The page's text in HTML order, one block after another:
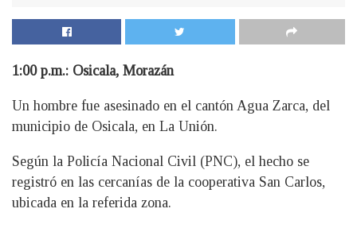
1:00 p.m.: Osicala, Morazán
Un hombre fue asesinado en el cantón Agua Zarca, del
municipio de Osicala, en La Unión.
Según la Policía Nacional Civil (PNC), el hecho se
registró en las cercanías de la cooperativa San Carlos,
ubicada en la referida zona.